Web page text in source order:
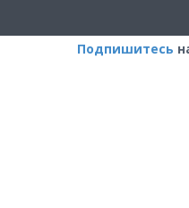
Подпишитесь